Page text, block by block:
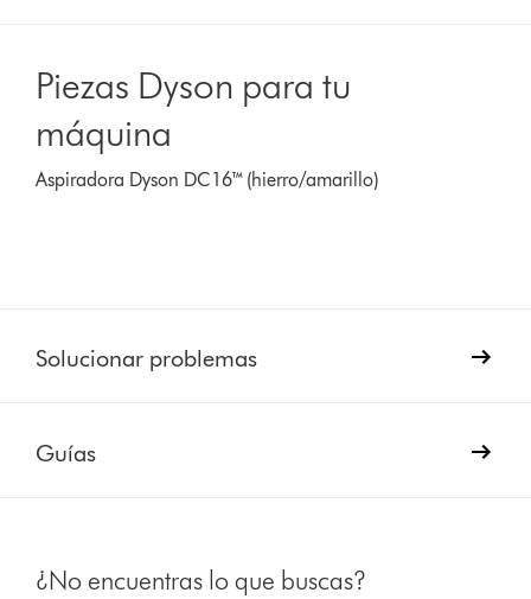
Piezas Dyson para tu
máquina
Aspiradora Dyson DC16™ (hierro/amarillo)
Solucionar problemas
Guías
¿No encuentras lo que buscas?